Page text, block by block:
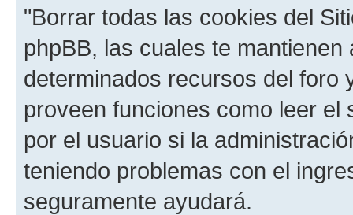
"Borrar todas las cookies del
phpBB, las cuales te
determinados recursos del foro
proveen funciones como leer el
por el usuario si la
teniendo problemas con el
seguramente ayudará.